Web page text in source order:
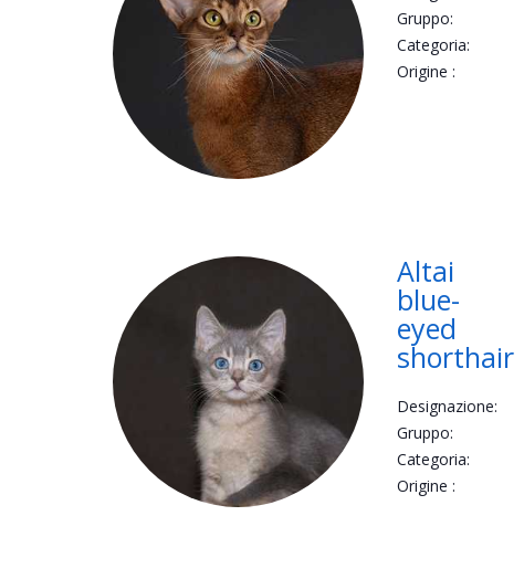
Gruppo:
Categoria:
Origine :
Altai
blue-
eyed
shorthair
Designazione:
Gruppo:
Categoria:
Origine :